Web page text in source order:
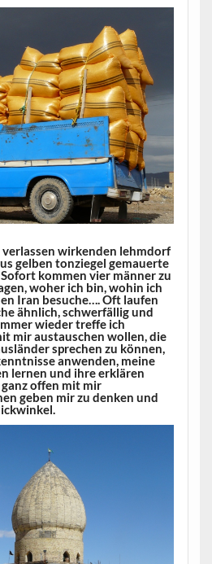
wirkenden lehmdorf
gelben tonziegel gemauerte
kommen vier männer zu
woher ich bin, wohin ich
Iran besuche…. Oft laufen
ähnlich, schwerfällig und
wieder treffe ich
mir austauschen wollen, die
sprechen zu können,
anwenden, meine
lernen und ihre erklären
offen mit mir
geben mir zu denken und